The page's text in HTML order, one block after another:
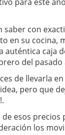
saber con
en su cocina,
auténtica caja
del pasado
de llevarla
pero que
esos precios
los